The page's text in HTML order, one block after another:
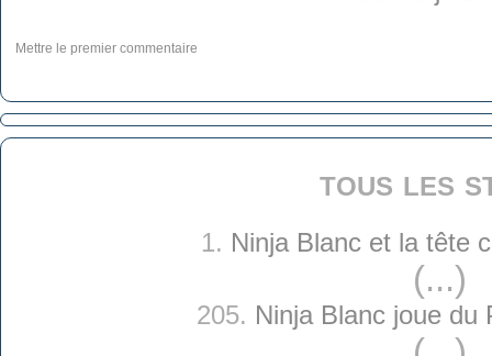
Mettre le premier commentaire
tous les
1. Ninja Blanc et la tête
(...)
205. Ninja Blanc joue du